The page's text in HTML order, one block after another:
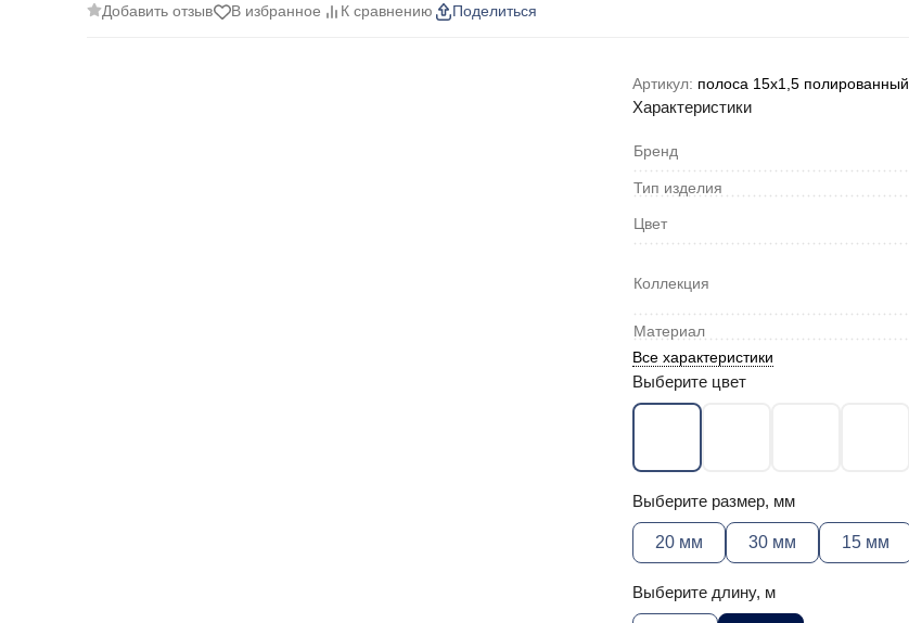
Добавить отзыв В избранное К сравнению Поделиться
Артикул: полоса 15х1,5 полированный
Характеристики
Бренд
Тип изделия
Цвет
Коллекция
Материал
Все характеристики
Выберите цвет
Выберите размер, мм
20 мм 30 мм 15 мм
Выберите длину, м